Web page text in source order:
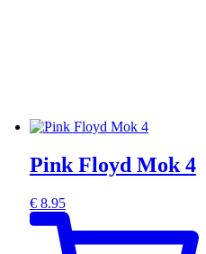
Pink Floyd Mok 4
€8.95